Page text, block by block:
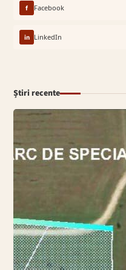
f Facebook
in LinkedIn
Știri recente